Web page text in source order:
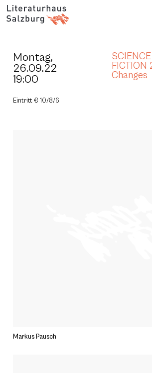
Montag,
26.09.22
19:00
FICTION
Changes
Eintritt € 10/8/6
Markus Pausch